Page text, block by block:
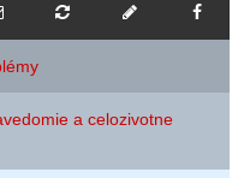
a celozivotne